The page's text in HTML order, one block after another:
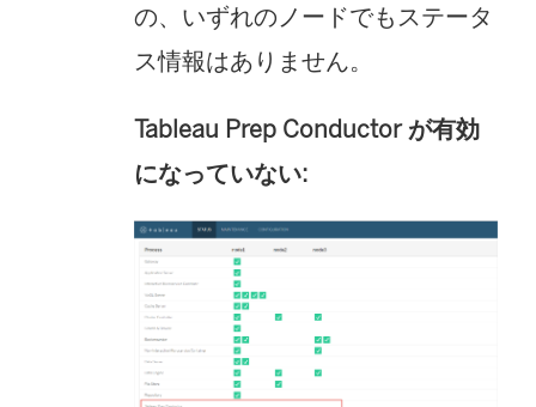
の、いずれのノードでもステータ
ス情報はありません。
Tableau Prep Conductor が有効
になっていない: